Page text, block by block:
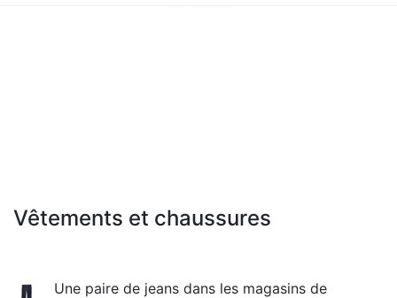
Vêtements et chaussures
Une paire de jeans dans les magasins de